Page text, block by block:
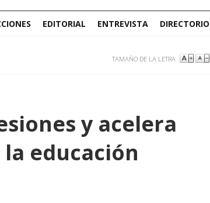
EDITORIAL ENTREVISTA DIRECTORIO
TAMAÑO DE LA LETRA
y acelera
educación